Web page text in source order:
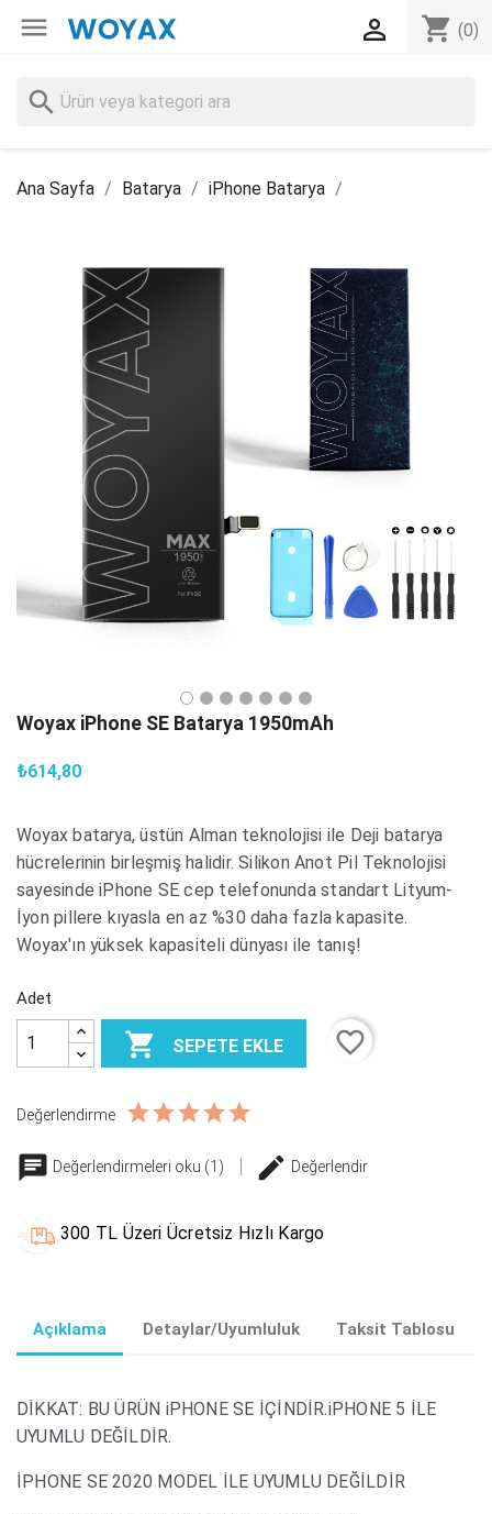
 shopping_cart (0)

search
Ana Sayfa Batarya iPhone Batarya
Woyax iPhone SE Batarya 1950mAh
₺614,80
Woyax batarya, üstün Alman teknolojisi ile Deji batarya
hücrelerinin birleşmiş halidir. Silikon Anot Pil Teknolojisi
sayesinde iPhone SE cep telefonunda standart Lityum-
İyon pillere kıyasla en az %30 daha fazla kapasite.
Woyax'ın yüksek kapasiteli dünyası ile tanış!
Adet
 SEPETE EKLE favorite_border
Değerlendirme
Değerlendirmeleri oku (1) Değerlendir
300 TL Üzeri Ücretsiz Hızlı Kargo
Açıklama Detaylar/Uyumluluk Taksit Tablosu
DİKKAT: BU ÜRÜN iPHONE SE İÇİNDİR.iPHONE 5 İLE
UYUMLU DEĞİLDİR.
İPHONE SE 2020 MODEL İLE UYUMLU DEĞİLDİR